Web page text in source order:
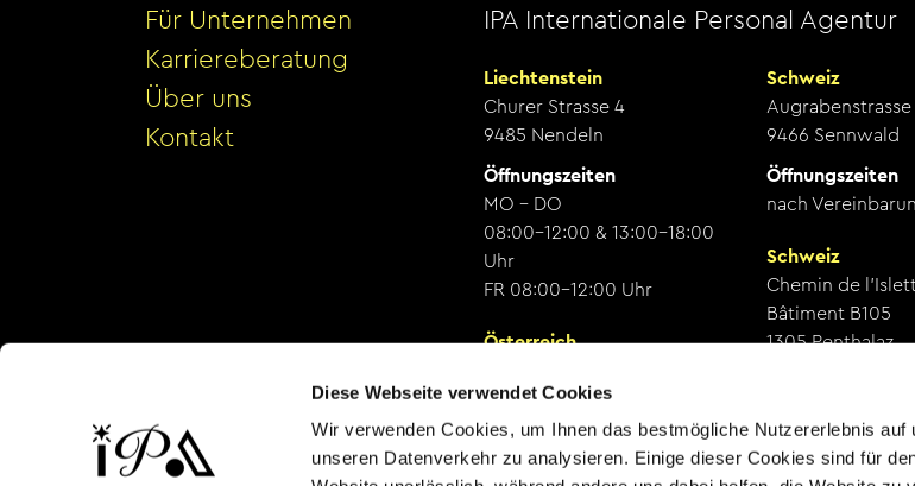
Diese Webseite verwendet Cookies
Wir verwenden Cookies, um Ihnen das bestmögliche Nutzererlebnis auf
unseren Datenverkehr zu analysieren. Einige dieser Cookies sind für
Für Unternehmen
Karriereberatung
Über uns
Kontakt
IPA Internationale Personal Agentur
Liechtenstein
Churer Strasse 4
9485 Nendeln
Öffnungszeiten
MO - DO
08:00-12:00 & 13:00-18:00
Uhr
FR 08:00-12:00 Uhr
Österreich
6800 Feldkirch
Öffnungszeiten
nach Vereinbarung
Schweiz
Augrabenstrasse
9466 Sennwald
Öffnungszeiten
nach
Schweiz
Chemin de
Bâtiment B105
1305 Penthalaz
10:00 - 16:30 Uhr
weitere Tage